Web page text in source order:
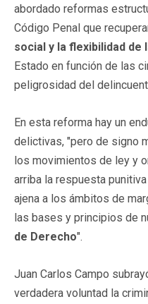
abordado reformas
Código Penal que
social y la flexibilidad de
Estado en función de las
peligrosidad del
En esta reforma hay un
delictivas, "pero de signo
los movimientos de ley y
arriba la respuesta
ajena a los ámbitos de
las bases y principios de
de Derecho".
Juan Carlos Campo
verdadera voluntad la